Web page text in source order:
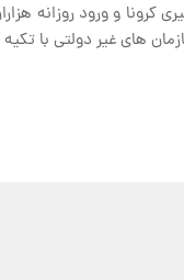
کرونا و ورود روزانه
های غیر دولتی با